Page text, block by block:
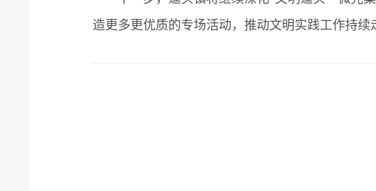
造更多更优质的专场活动，推动文明实践工作持